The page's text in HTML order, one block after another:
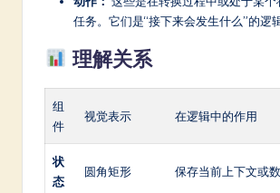
任务。它们是“接下来会发生什么”的逻辑
理解关系
组
件
视觉表示 在逻辑中的作用
状
态
圆角矩形 保存当前上下文或数